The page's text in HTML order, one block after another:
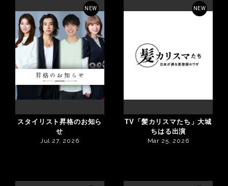
NEW
スタイリスト昇格のお知ら
せ
Jul 27, 2026
NEW
TV「髪カリスマたち」大城
ちはる出演
Mar 25, 2026